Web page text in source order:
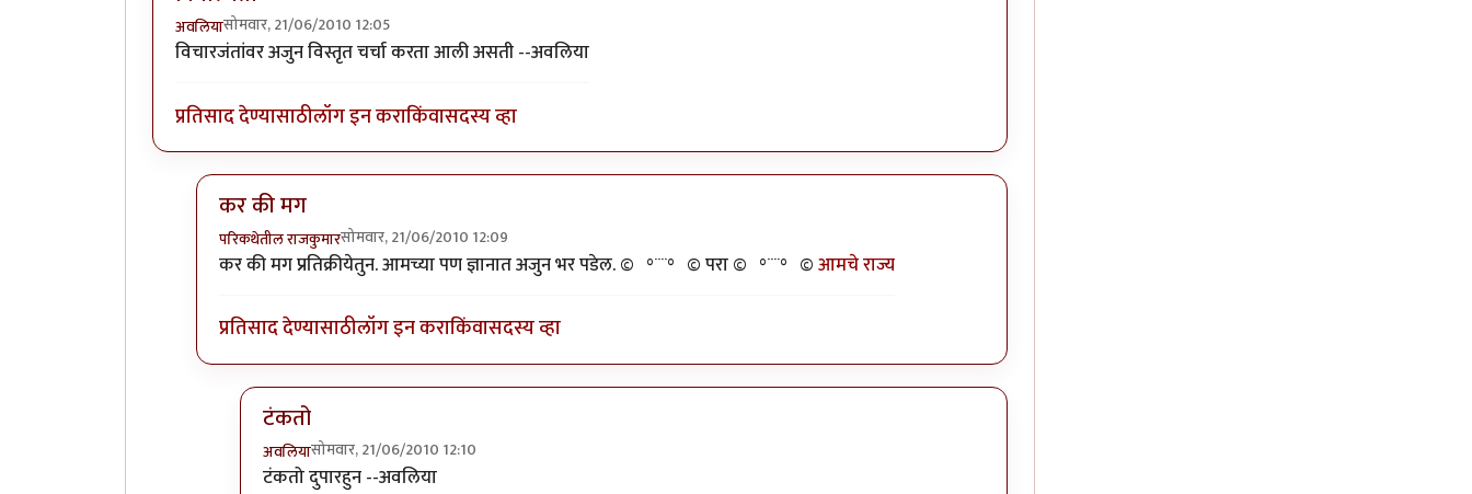
अवलियासोमवार, 21/06/2010 12:05
विचारजंतांवर अजुन विस्तृत चर्चा करता आली असती --अवलिया
प्रतिसाद देण्यासाठीलॉग इन कराकिंवासदस्य व्हा
कर की मग
परिकथेतील राजकुमारसोमवार, 21/06/2010 12:09
In reply toविचारजंताbyअवलिया
कर की मग प्रतिक्रीयेतुन. आमच्या पण ज्ञानात अजुन भर पडेल. ©º°¨¨°º© परा ©º°¨¨°º©आमचे राज्य
प्रतिसाद देण्यासाठीलॉग इन कराकिंवासदस्य व्हा
टंकतो
अवलियासोमवार, 21/06/2010 12:10
In reply toकर की मगby
टंकतो दुपारहुन --अवलिया